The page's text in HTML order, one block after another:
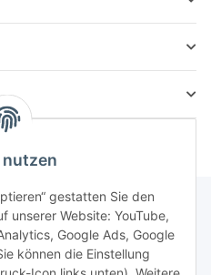
nutzen
gestatten Sie den
unserer Website: YouTube,
Google Ads, Google
können die Einstellung